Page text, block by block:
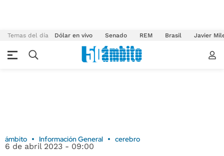
Temas del día Dólar en vivo Senado REM Brasil Javier
ámbito Información General cerebro
6 de abril 2023 - 09:00